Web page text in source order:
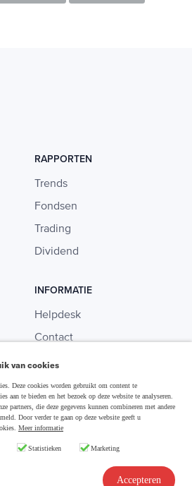
RAPPORTEN
Trends
Fondsen
Trading
Dividend
INFORMATIE
Helpdesk
Contact
Adverteren
van cookies
Deze cookies worden gebruikt om content te
aan te bieden en het bezoek op deze website te analyseren.
partners, die deze gegevens kunnen combineren met andere
Door verder te gaan op deze website geeft u
Meer informatie
Statistieken Marketing
Accepteren